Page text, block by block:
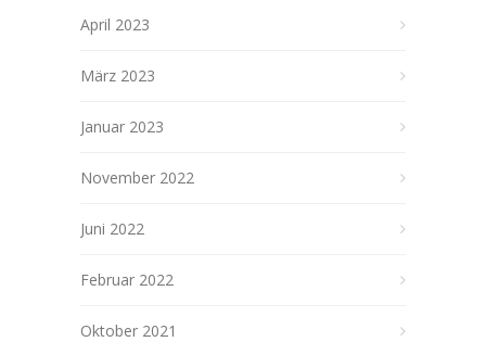
April 2023
März 2023
Januar 2023
November 2022
Juni 2022
Februar 2022
Oktober 2021